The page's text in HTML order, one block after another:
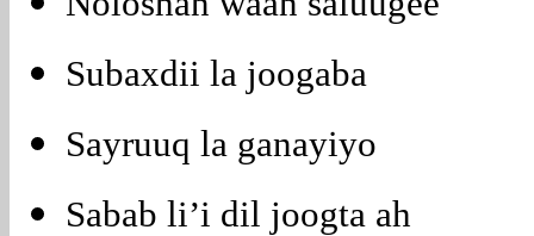
Subaxdii la joogaba
Sayruuq la ganayiyo
Sabab li’i dil joogta ah